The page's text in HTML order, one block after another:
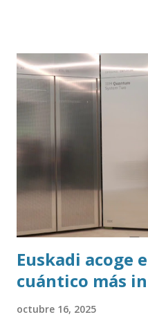
Euskadi acoge
cuántico más
octubre 16, 2025